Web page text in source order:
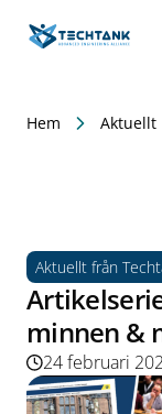
Hem Aktuellt
Aktuellt från
minnen &
24 februari